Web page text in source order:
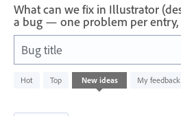
What can we fix in Illustrator
a bug — one problem per entry,
Bug title
Hot Top New ideas My feedback
results